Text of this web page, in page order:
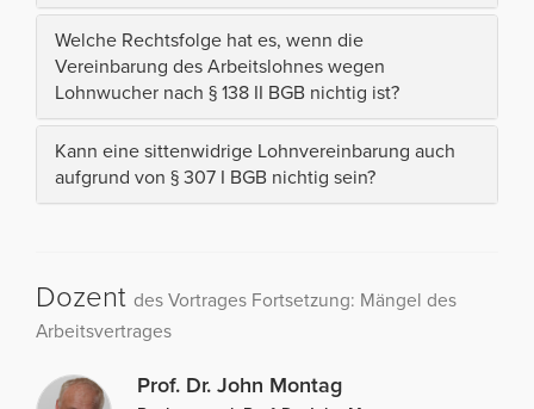
Welche Rechtsfolge hat es, wenn die
Vereinbarung des Arbeitslohnes wegen
Lohnwucher nach § 138 II BGB nichtig ist?
Kann eine sittenwidrige Lohnvereinbarung auch
aufgrund von § 307 I BGB nichtig sein?
Dozent des Vortrages Fortsetzung: Mängel des
Arbeitsvertrages
Prof. Dr. John Montag